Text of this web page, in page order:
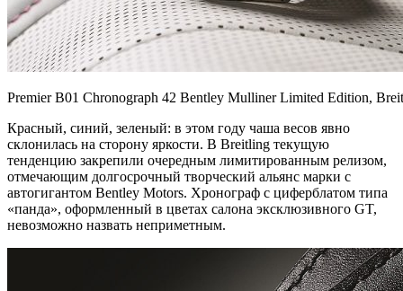
Premier B01 Chronograph 42 Bentley Mulliner Limited Edition,
Красный, синий, зеленый: в этом году чаша весов явно
склонилась на сторону яркости. В Breitling текущую
тенденцию закрепили очередным лимитированным релизом,
отмечающим долгосрочный творческий альянс марки с
автогигантом Bentley Motors. Хронограф с циферблатом типа
«панда», оформленный в цветах салона эксклюзивного GT,
невозможно назвать неприметным.